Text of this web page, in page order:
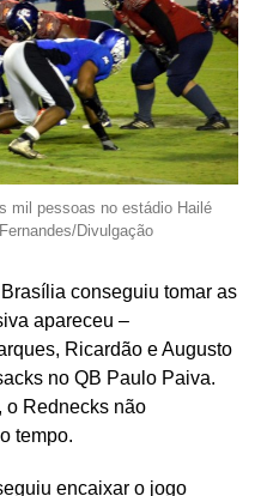
mil pessoas no estádio Hailé
Divulgação
conseguiu tomar as
apareceu –
Ricardão e Augusto
no QB Paulo Paiva.
o Rednecks não
tempo.
encaixar o jogo